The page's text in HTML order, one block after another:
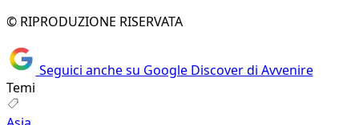
© RIPRODUZIONE RISERVATA
Seguici anche su Google Discover di Avvenire
Temi